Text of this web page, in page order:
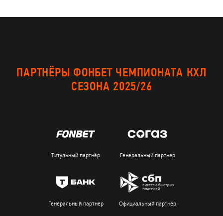
ПАРТНЁРЫ ФОНБЕТ ЧЕМПИОНАТА КХЛ
СЕЗОНА 2025/26
Титульный партнёр Генеральный партнер
Генеральный партнер Официальный партнёр